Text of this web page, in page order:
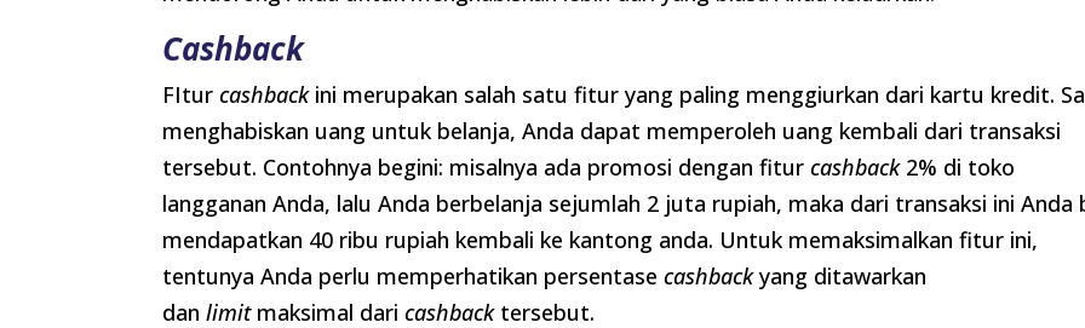
Cashback
FIturcashbackini merupakan salah satu fitur yang paling menggiurkan dari kartu kredit.
menghabiskan uang untuk belanja, Anda dapat memperoleh uang kembali dari transaksi
tersebut. Contohnya begini: misalnya ada promosi dengan fiturcashback2% di toko
langganan Anda, lalu Anda berbelanja sejumlah 2 juta rupiah, maka dari transaksi ini Anda
mendapatkan 40 ribu rupiah kembali ke kantong anda. Untuk memaksimalkan fitur ini,
tentunya Anda perlu memperhatikan persentasecashbackyang ditawarkan
danlimitmaksimal daricashbacktersebut.